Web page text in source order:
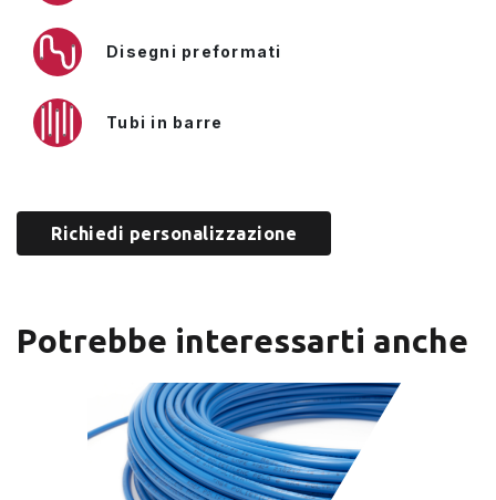
Disegni preformati
Tubi in barre
Richiedi personalizzazione
Potrebbe interessarti anche